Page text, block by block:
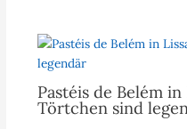
Pastéis de Belém
Törtchen sind